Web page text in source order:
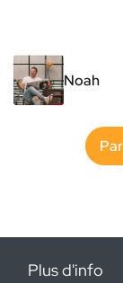
Noah
Plus d'info